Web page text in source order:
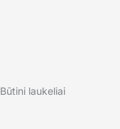
Būtini laukeliai